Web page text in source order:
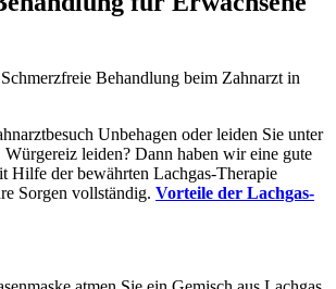
Unbehagen oder leiden Sie unter
leiden? Dann haben wir eine gute
Hilfe der bewährten Lachgas-Therapie
Sorgen vollständig. Vorteile der Lachgas-